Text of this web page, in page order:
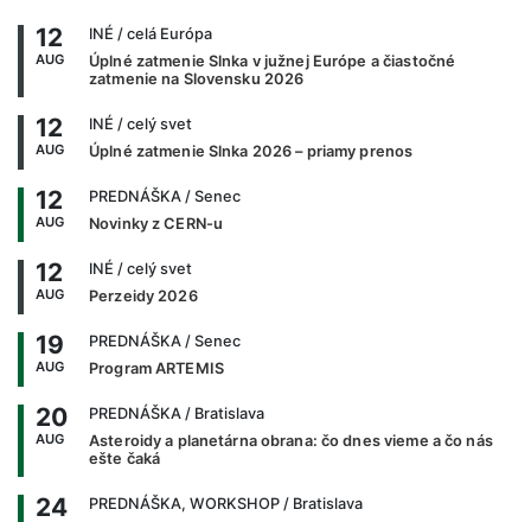
12
AUG
INÉ / celá Európa
Úplné zatmenie Slnka v južnej Európe a čiastočné
zatmenie na Slovensku 2026
12
AUG
INÉ / celý svet
Úplné zatmenie Slnka 2026 – priamy prenos
12
AUG
PREDNÁŠKA / Senec
Novinky z CERN-u
12
AUG
INÉ / celý svet
Perzeidy 2026
19
AUG
PREDNÁŠKA / Senec
Program ARTEMIS
20
AUG
PREDNÁŠKA / Bratislava
Asteroidy a planetárna obrana: čo dnes vieme a čo nás
ešte čaká
24 PREDNÁŠKA, WORKSHOP / Bratislava